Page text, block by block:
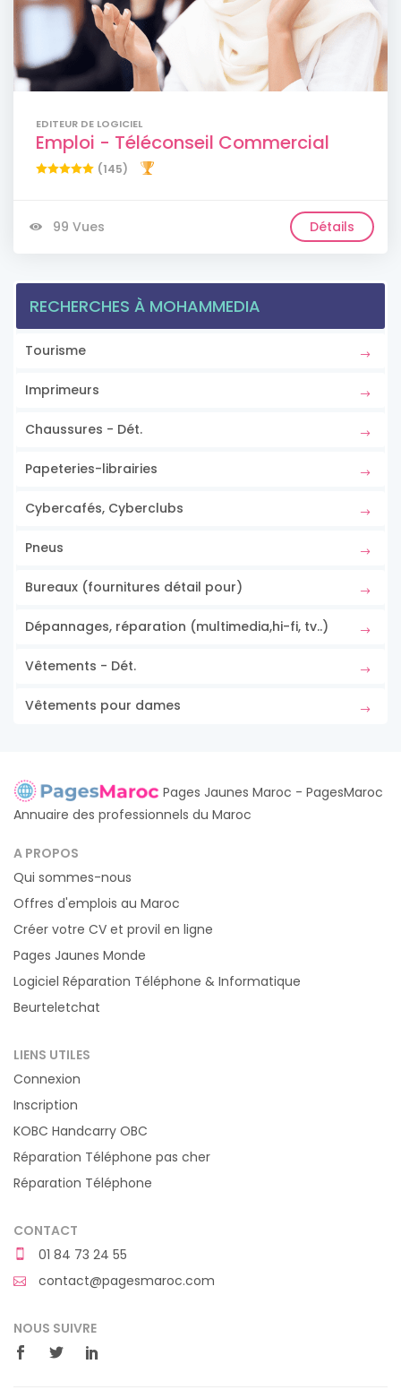
EDITEUR DE LOGICIEL
Emploi - Téléconseil Commercial
(145)
99 Vues Détails
RECHERCHES À MOHAMMEDIA
Tourisme
Imprimeurs
Chaussures - Dét.
Papeteries-librairies
Cybercafés, Cyberclubs
Pneus
Bureaux (fournitures détail pour)
Dépannages, réparation (multimedia,hi-fi, tv..)
Vêtements - Dét.
Vêtements pour dames
Pages Jaunes Maroc - PagesMaroc
Annuaire des professionnels du Maroc
A PROPOS
Qui sommes-nous
Offres d'emplois au Maroc
Créer votre CV et provil en ligne
Pages Jaunes Monde
Logiciel Réparation Téléphone & Informatique
Beurteletchat
LIENS UTILES
Connexion
Inscription
KOBC Handcarry OBC
Réparation Téléphone pas cher
Réparation Téléphone
CONTACT
01 84 73 24 55
contact@pagesmaroc.com
NOUS SUIVRE